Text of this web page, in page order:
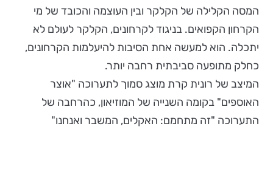
המסה הקלילה של הקלקר ובין העוצמה והכובד של מי
הקרחון הקפואים. בניגוד לקרחונים, הקלקר לעולם לא
יתכלה. הוא למעשה אחת הסיבות להיעלמות הקרחונים,
כחלק מתופעה סביבתית רחבה יותר.
המיצב של רונית קרת מוצג סמוך לתערוכה "אוצר
האוספים" בקומה השנייה של המוזיאון, כהרחבה של
התערוכה "זה מתחמם: האקלים, המשבר ואנחנו"